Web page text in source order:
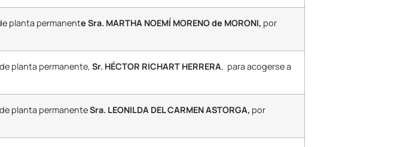
planta permanente Sra. MARTHA NOEMÍ MORENO de MORONI, por
planta permanente, Sr. HÉCTOR RICHART HERRERA, para acogerse a
planta permanenteSra. LEONILDA DEL CARMEN ASTORGA, por